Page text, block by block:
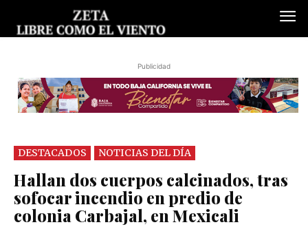
Publicidad
DESTACADOS NOTICIAS DEL DÍA
Hallan dos cuerpos calcinados, tras
sofocar incendio en predio de
colonia Carbajal, en Mexicali